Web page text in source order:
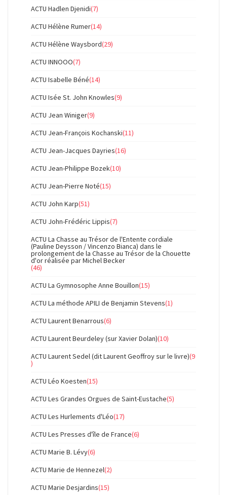
ACTU Hadlen Djenidi(7)
ACTU Hélène Rumer(14)
ACTU Hélène Waysbord(29)
ACTU INNOOO(7)
ACTU Isabelle Béné(14)
ACTU Isée St. John Knowles(9)
ACTU Jean Winiger(9)
ACTU Jean-François Kochanski(11)
ACTU Jean-Jacques Dayries(16)
ACTU Jean-Philippe Bozek(10)
ACTU Jean-Pierre Noté(15)
ACTU John Karp(51)
ACTU John-Frédéric Lippis(7)
ACTU La Chasse au Trésor de l'Entente cordiale
(Pauline Deysson / Vincenzo Bianca) dans le
prolongement de la Chasse au Trésor de la Chouette
d'or réalisée par Michel Becker
(46)
ACTU La Gymnosophe Anne Bouillon(15)
ACTU La méthode APILI de Benjamin Stevens(1)
ACTU Laurent Benarrous(6)
ACTU Laurent Beurdeley (sur Xavier Dolan)(10)
ACTU Laurent Sedel (dit Laurent Geoffroy sur le livre)(9
)
ACTU Léo Koesten(15)
ACTU Les Grandes Orgues de Saint-Eustache(5)
ACTU Les Hurlements d'Léo(17)
ACTU Les Presses d'île de France(6)
ACTU Marie B. Lévy(6)
ACTU Marie de Hennezel(2)
ACTU Marie Desjardins(15)